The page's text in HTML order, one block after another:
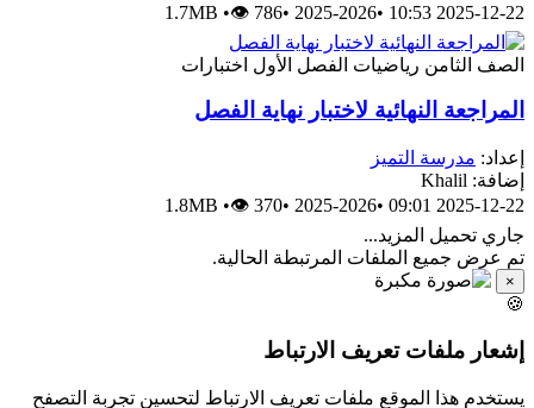
2025-12-22 10:53
•
2025-2026
•
1.7MB •👁 786
الصف الثامن رياضيات الفصل الأول اختبارات
المراجعة النهائية لاختبار نهاية الفصل
إعداد: مدرسة التميز
إضافة: Khalil
2025-12-22 09:01
•
2025-2026
•
1.8MB •👁 370
جاري تحميل المزيد...
تم عرض جميع الملفات المرتبطة الحالية.
×
🍪
إشعار ملفات تعريف الارتباط
يستخدم هذا الموقع ملفات تعريف الارتباط لتحسين تجربة التصفح